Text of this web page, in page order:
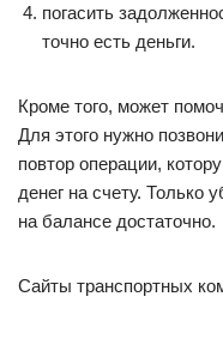
погасить
точно есть деньги.
Кроме того, может
Для этого нужно
повтор операции,
денег на счету. Только
на балансе достаточно.
Сайты транспортных